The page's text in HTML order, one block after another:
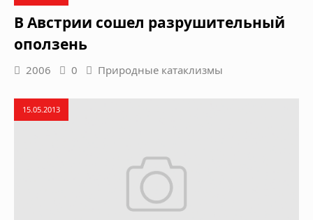
В Австрии сошел разрушительный
оползень
2006 0 Природные катаклизмы
15.05.2013